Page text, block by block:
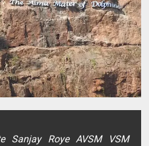
Sanjay Roye AVSM VSM